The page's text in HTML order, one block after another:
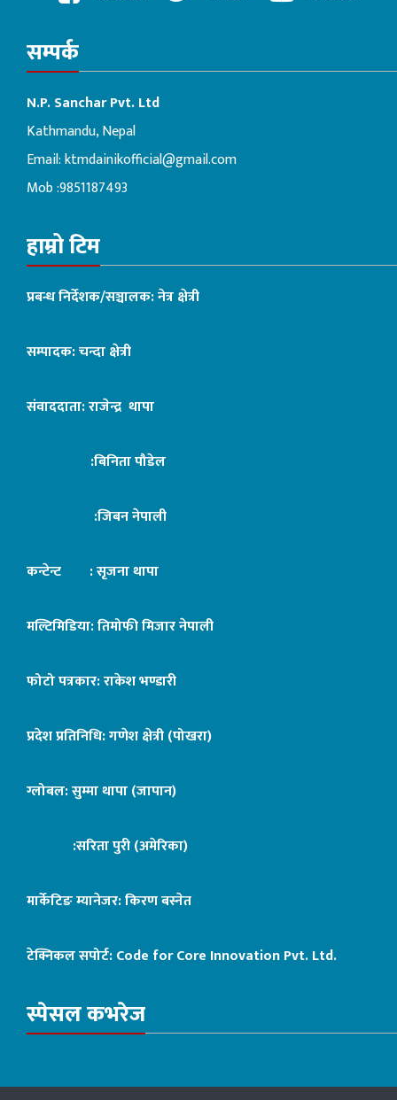
सम्पर्क
N.P. Sanchar Pvt. Ltd
Kathmandu, Nepal
Email:ktmdainikofficial@gmail.com
Mob :9851187493
हाम्रो टिम
प्रबन्ध निर्देशक/सञ्चालक: नेत्र क्षेत्री
सम्पादक: चन्दा क्षेत्री
संवाददाता: राजेन्द्र थापा
:बिनिता पौडेल
:जिबन नेपाली
कन्टेन्ट : सृजना थापा
मल्टिमिडिया: तिमोफी मिजार नेपाली
फोटो पत्रकार: राकेश भण्डारी
प्रदेश प्रतिनिधि: गणेश क्षेत्री (पोखरा)
ग्लोबल: सुम्मा थापा (जापान)
:सरिता पुरी (अमेरिका)
मार्केटिङ म्यानेजर: किरण बस्नेत
टेक्निकल सपोर्ट:Code for Core Innovation Pvt. Ltd.
स्पेसल कभरेज